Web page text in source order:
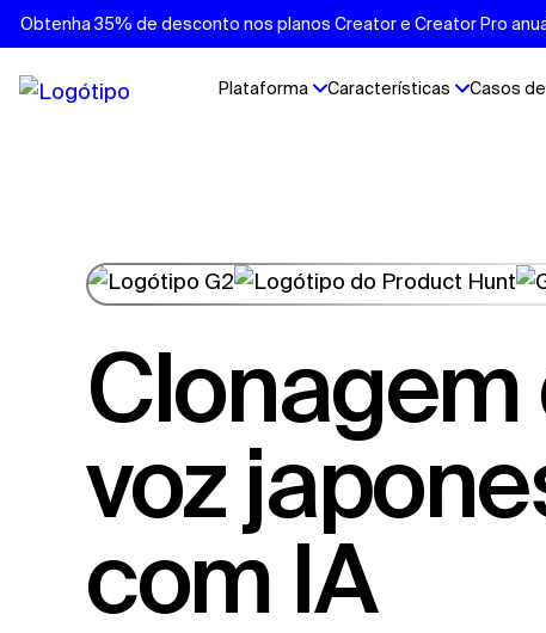
Obtenha 35% de desconto nos planos Creator e Creator Pro
Plataforma Características Casos
Clonagem de
voz
com IA